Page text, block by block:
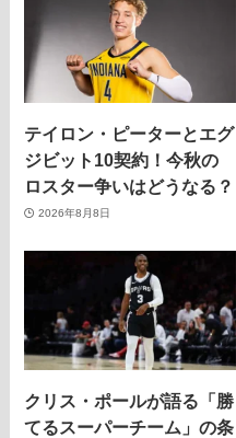
テイロン・ピーターとエグ
ジビット10契約！今秋の
ロスター争いはどうなる？
2026年8月8日
クリス・ポールが語る「勝
てるスーパーチーム」の条